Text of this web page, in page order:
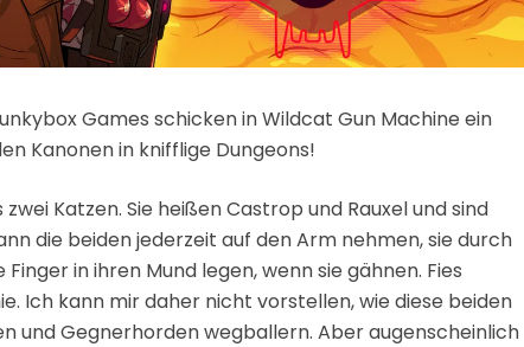
Games schicken in Wildcat Gun Machine ein
Kanonen in knifflige Dungeons!
Katzen. Sie heißen Castrop und Rauxel und sind
die beiden jederzeit auf den Arm nehmen, sie durch
in ihren Mund legen, wenn sie gähnen. Fies
Ich kann mir daher nicht vorstellen, wie diese beiden
und Gegnerhorden wegballern. Aber augenscheinlich